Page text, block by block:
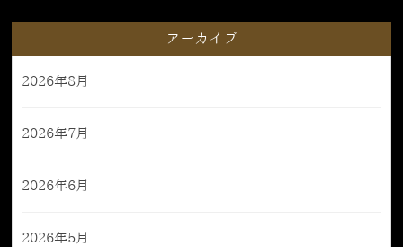
アーカイブ
2026年8月
2026年7月
2026年6月
2026年5月